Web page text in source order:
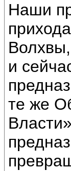
Наши
и
те же